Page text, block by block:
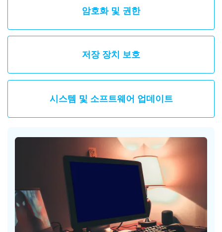
암호화 및 권한
저장 장치 보호
시스템 및 소프트웨어 업데이트